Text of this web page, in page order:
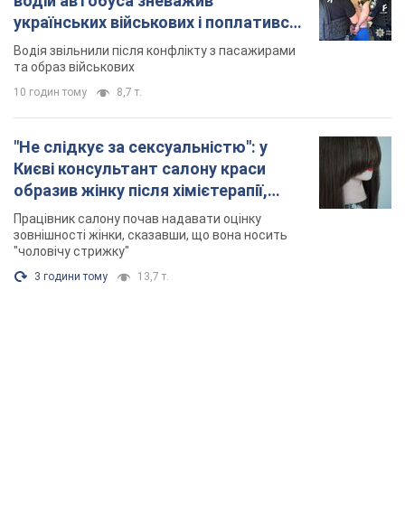
образив жінку після хімієтерапії,
розгорівся скандал. Фото
зовнішності жінки, сказавши, що вона носить
"чоловічу стрижку"
3 години тому 13,7 т.